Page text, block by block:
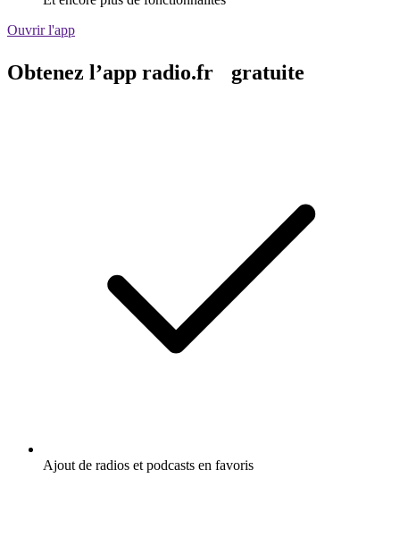
Ouvrir l'app
Obtenez l’app radio.fr gratuite
Ajout de radios et podcasts en favoris